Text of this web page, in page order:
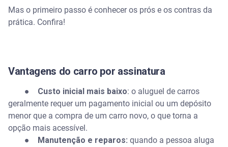
Mas o primeiro passo é conhecer os prós e os contras da
prática. Confira!
Vantagens do carro por assinatura
● Custo inicial mais baixo: o aluguel de carros
geralmente requer um pagamento inicial ou um depósito
menor que a compra de um carro novo, o que torna a
opção mais acessível.
● Manutenção e reparos: quando a pessoa aluga